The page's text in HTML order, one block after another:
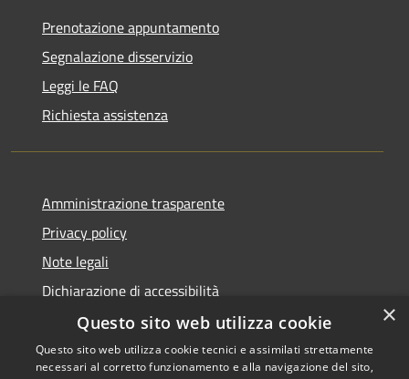
Prenotazione appuntamento
Segnalazione disservizio
Leggi le FAQ
Richiesta assistenza
Amministrazione trasparente
Privacy policy
Note legali
Dichiarazione di accessibilità
×
Questo sito web utilizza cookie
Questo sito web utilizza cookie tecnici e assimilati strettamente
necessari al corretto funzionamento e alla navigazione del sito,